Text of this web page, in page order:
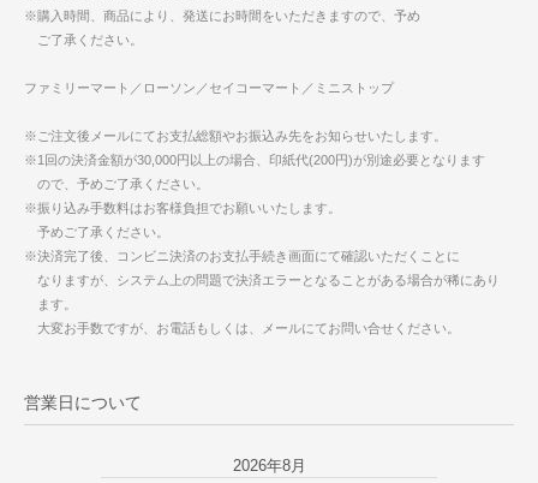
※購入時間、商品により、発送にお時間をいただきますので、予め
ご了承ください。
ファミリーマート／ローソン／セイコーマート／ミニストップ
※ご注文後メールにてお支払総額やお振込み先をお知らせいたします。
※1回の決済金額が30,000円以上の場合、印紙代(200円)が別途必要となります
ので、予めご了承ください。
※振り込み手数料はお客様負担でお願いいたします。
予めご了承ください。
※決済完了後、コンビニ決済のお支払手続き画面にて確認いただくことに
なりますが、システム上の問題で決済エラーとなることがある場合が稀にあり
ます。
大変お手数ですが、お電話もしくは、メールにてお問い合せください。
営業日について
2026年8月